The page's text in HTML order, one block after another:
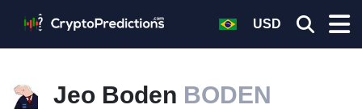
USD
Jeo Boden BODEN